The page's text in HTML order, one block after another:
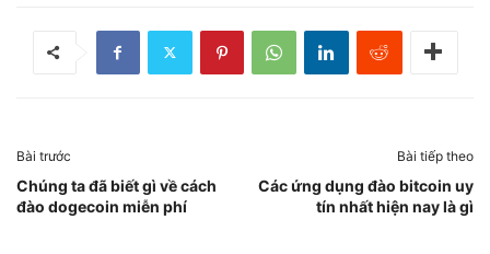
Bài trước
Chúng ta đã biết gì về cách
đào dogecoin miễn phí
Bài tiếp theo
Các ứng dụng đào bitcoin uy
tín nhất hiện nay là gì